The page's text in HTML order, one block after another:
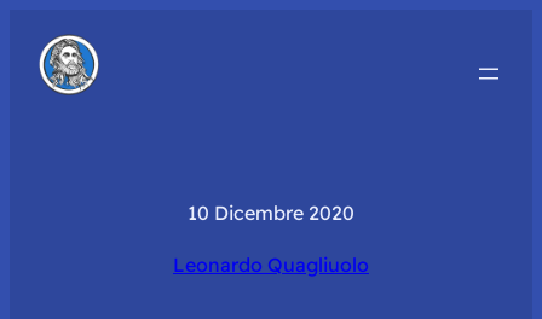
10 Dicembre 2020
Leonardo Quagliuolo